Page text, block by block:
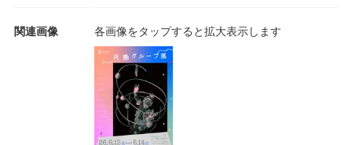
関連画像 各画像をタップすると拡大表示します